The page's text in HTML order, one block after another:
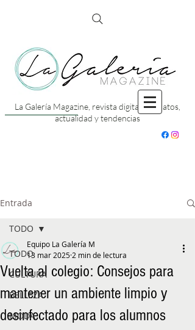
La Galería Magazine, revista digital con datos,
actualidad y tendencias
Entrada
TODO
CULTURA
BELLEZA
MODA
TODO
Vuelta al colegio: Consejos para
mantener un ambiente limpio y
desinfectado para los alumnos
Equipo La Galería M
13 mar 2025 2 min de lectura